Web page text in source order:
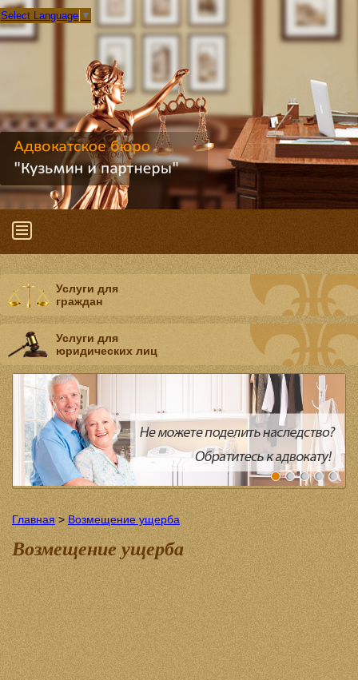
Select Language ▼
Главная > Возмещение ущерба
Возмещение ущерба
Услуги для
граждан
Услуги для
юридических лиц